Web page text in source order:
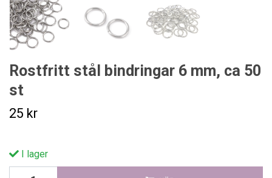
Rostfritt stål bindringar 6 mm, ca 50
st
25 kr
I lager